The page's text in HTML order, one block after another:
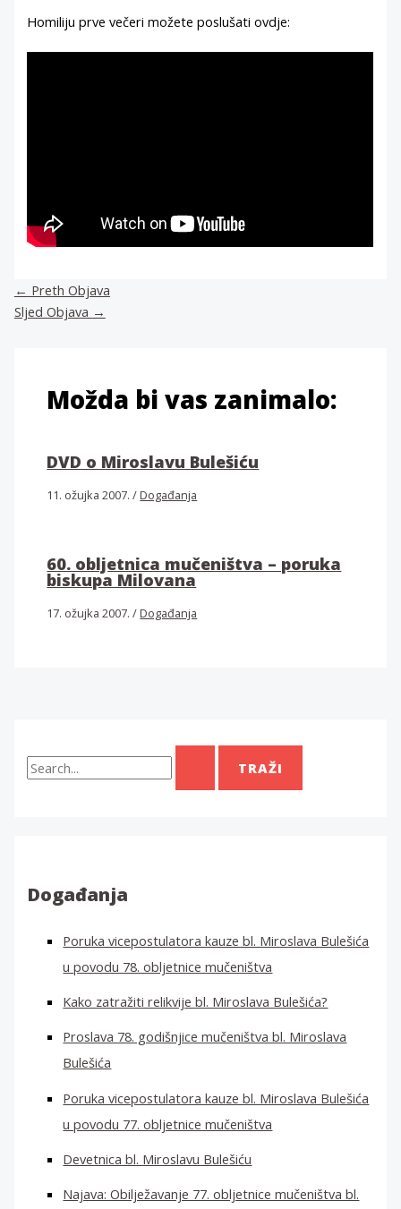
Homiliju prve večeri možete poslušati ovdje:
← Preth Objava
Sljed Objava →
Možda bi vas zanimalo:
DVD o Miroslavu Bulešiću
11. ožujka 2007./Događanja
60. obljetnica mučeništva – poruka
biskupa Milovana
17. ožujka 2007./Događanja
T
r
:Događanja
Poruka vicepostulatora kauze bl. Miroslava Bulešića
u povodu 78. obljetnice mučeništva
Kako zatražiti relikvije bl. Miroslava Bulešića?
Proslava 78. godišnjice mučeništva bl. Miroslava
Bulešića
Poruka vicepostulatora kauze bl. Miroslava Bulešića
u povodu 77. obljetnice mučeništva
Devetnica bl. Miroslavu Bulešiću
Najava: Obilježavanje 77. obljetnice mučeništva bl.